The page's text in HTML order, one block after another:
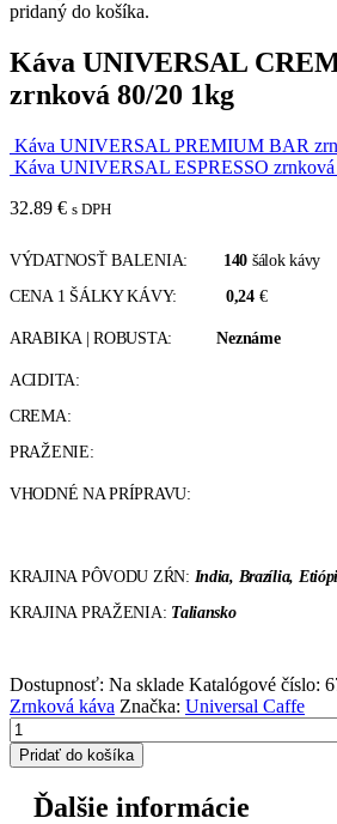
pridaný do košíka.
Káva UNIVERSAL
zrnková 80/20 1kg
Káva UNIVERSAL PREMIUM BAR
Káva UNIVERSAL ESPRESSO
32.89 € s DPH
VÝDATNOSŤ BALENIA: 140 šálok kávy
CENA 1 ŠÁLKY KÁVY:0,24€
ARABIKA | ROBUSTA:Neznáme
ACIDITA:
CREMA:
PRAŽENIE:
VHODNÉ NA PRÍPRAVU:
KRAJINA PÔVODU ZŔN: India, Brazília,
KRAJINA PRAŽENIA: Taliansko
Dostupnosť: Na sklade Katalógové číslo:
Zrnková káva Značka: Universal Caffe
Pridať do košíka
Ďalšie informácie